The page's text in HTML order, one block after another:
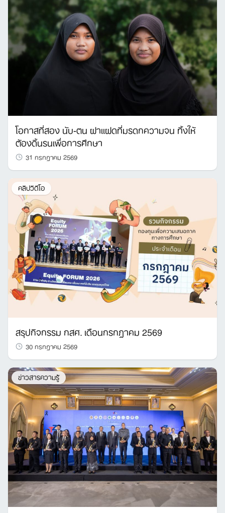
for:
โอกาสที่สอง นับ-ตน ฝาแฝดที่มรดกความจน ทิ้งให้
ต้องดิ้นรนเพื่อการศึกษา
31 กรกฎาคม 2569
คลิปวิดีโอ
สรุปกิจกรรม กสศ. เดือนกรกฎาคม 2569
30 กรกฎาคม 2569
ข่าวสารความรู้